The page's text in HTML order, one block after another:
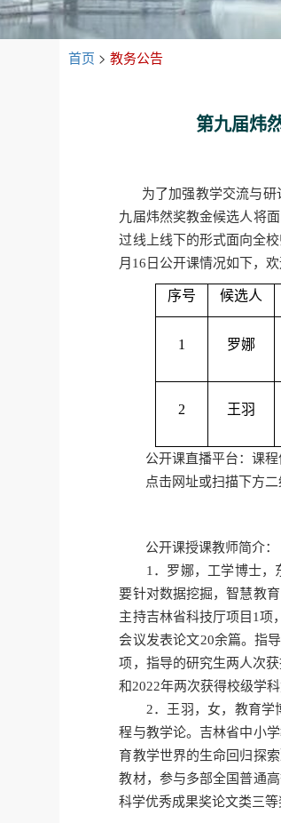
首页 > 教务公告
第九届炜
为了加强教学交流与研
九届炜然奖教金候选人将
过线上线下的形式面向全
月16日公开课情况如下，欢
序号 候选人
1 罗娜
2 王羽
公开课直播平台：课程
点击网址或扫描下方
公开课授课教师简介：
1．罗娜，工学博士，东
要针对数据挖掘，智慧教
主持吉林省科技厅项目1项
会议发表论文20余篇。指
项，指导的研究生两人次
和2022年两次获得校级学
2．王羽，女，教育学博
程与教学论。吉林省中小
育教学世界的生命回归探
教材，参与多部全国普通
科学优秀成果奖论文类三等